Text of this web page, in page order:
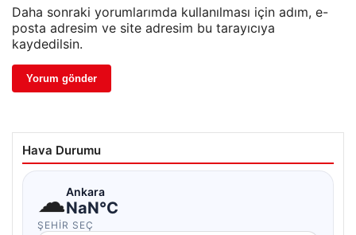
Daha sonraki yorumlarımda kullanılması için adım, e-
posta adresim ve site adresim bu tarayıcıya
kaydedilsin.
Hava Durumu
☁Ankara
NaN°C
ŞEHIR SEÇ